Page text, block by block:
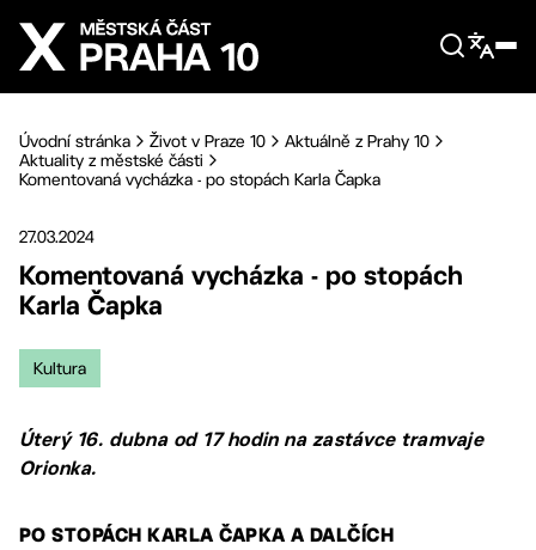
Přejít na hlavní obsah
Úvodní stránka Život v Praze 10
Aktuálně z Prahy 10
Aktuality z městské části
Komentovaná vycházka - po stopách Karla Čapka
27.03.2024
Komentovaná vycházka - po stopách
Karla Čapka
Kultura
Úterý 16. dubna od 17 hodin na zastávce tramvaje
Orionka.
PO STOPÁCH KARLA ČAPKA A DALČÍCH